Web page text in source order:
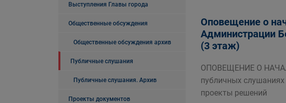
Выступления Главы города
Общественные обсуждения
Общественные обсуждения архив
Публичные слушания
Публичные слушания. Архив
Проекты документов
Оповещение о
Администрации
(3 этаж)
ОПОВЕЩЕНИЕ О
публичных
проекты решений